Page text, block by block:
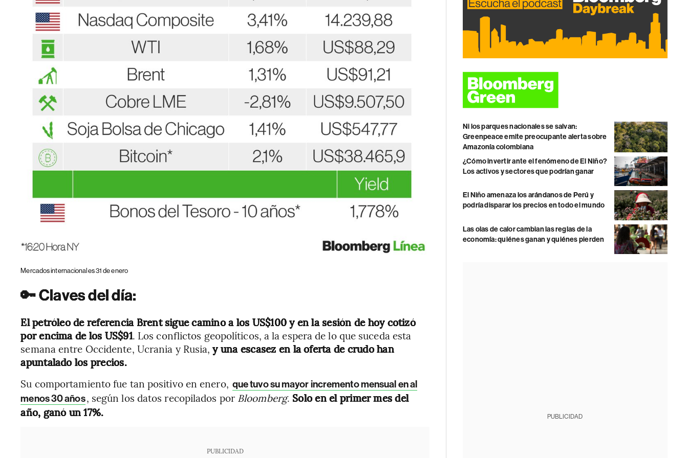
Mercados internacionales 31 de enero
🔑Claves del día:
El petróleo de referencia Brent sigue camino a los US$100 y en la sesión de hoy cotizó
por encima de los US$91. Los conflictos geopolíticos, a la espera de lo que suceda esta
semana entre Occidente, Ucrania y Rusia,y una escasez en la oferta de crudo han
apuntalado los precios.
Su comportamiento fue tan positivo en enero, que tuvo su mayor incremento mensual en al
menos 30 años, según los datos recopilados por Bloomberg. Solo en el primer mes del
año, ganó un 17%.
PUBLICIDAD
Ni los parques nacionales se salvan:
Greenpeace emite preocupante alerta sobre
Amazonía colombiana
¿Cómo invertir ante el fenómeno de El Niño?
Los activos y sectores que podrían ganar
El Niño amenaza los arándanos de Perú y
podría disparar los precios en todo el mundo
Las olas de calor cambian las reglas de la
economía: quiénes ganan y quiénes pierden
PUBLICIDAD